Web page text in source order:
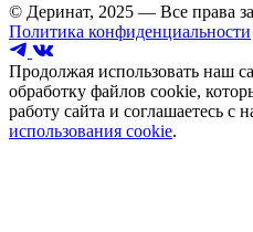
© Деринат, 2025 — Все права
Политика конфиденциальности
Продолжая использовать наш
обработку файлов cookie,
работу сайта и соглашаетесь с
использования cookie.